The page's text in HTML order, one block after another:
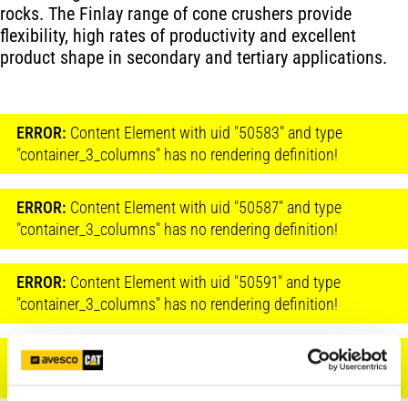
rocks. The Finlay range of cone crushers provide
flexibility, high rates of productivity and excellent
product shape in secondary and tertiary applications.
ERROR: Content Element with uid "50583" and type
"container_3_columns" has no rendering definition!
ERROR: Content Element with uid "50587" and type
"container_3_columns" has no rendering definition!
ERROR: Content Element with uid "50591" and type
"container_3_columns" has no rendering definition!
ERROR:Content Element with uid "50595" and type